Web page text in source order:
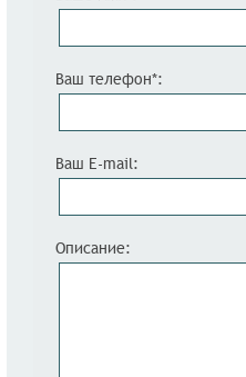
Ваш телефон*:
Ваш E-mail:
Описание: